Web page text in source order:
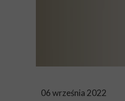
06 września 2022